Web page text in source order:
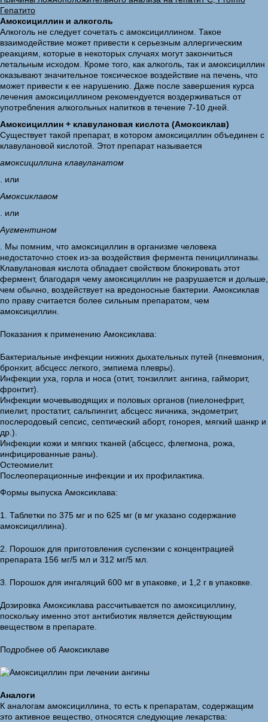
Гепатито
Амоксициллин и алкоголь
Алкоголь не следует сочетать с амоксициллином. Такое
взаимодействие может привести к серьезным аллергическим
реакциям, которые в некоторых случаях могут закончиться
летальным исходом. Кроме того, как алкоголь, так и амоксициллин
оказывают значительное токсическое воздействие на печень, что
может привести к ее нарушению. Даже после завершения курса
лечения амоксициллином рекомендуется воздерживаться от
употребления алкогольных напитков в течение 7-10 дней.
Амоксициллин + клавулановая кислота (Амоксиклав)
Существует такой препарат, в котором амоксициллин объединен с
клавулановой кислотой. Этот препарат называется
амоксициллина клавуланатом
. или
Амоксиклавом
. или
Аугментином
. Мы помним, что амоксициллин в организме человека
недостаточно стоек из-за воздействия фермента пенициллиназы.
Клавулановая кислота обладает свойством блокировать этот
фермент, благодаря чему амоксициллин не разрушается и дольше,
чем обычно, воздействует на вредоносные бактерии. Амоксиклав
по праву считается более сильным препаратом, чем
амоксициллин.
Показания к применению Амоксиклава:
Бактериальные инфекции нижних дыхательных путей (пневмония,
бронхит, абсцесс легкого, эмпиема плевры).
Инфекции уха, горла и носа (отит, тонзиллит. ангина, гайморит,
фронтит).
Инфекции мочевыводящих и половых органов (пиелонефрит,
пиелит, простатит, сальпингит, абсцесс яичника, эндометрит,
послеродовый сепсис, септический аборт, гонорея, мягкий шанкр и
др.).
Инфекции кожи и мягких тканей (абсцесс, флегмона, рожа,
инфицированные раны).
Остеомиелит.
Послеоперационные инфекции и их профилактика.
Формы выпуска Амоксиклава:
1. Таблетки по 375 мг и по 625 мг (в мг указано содержание
амоксициллина).
2. Порошок для приготовления суспензии с концентрацией
препарата 156 мг/5 мл и 312 мг/5 мл.
3. Порошок для ингаляций 600 мг в упаковке, и 1,2 г в упаковке.
Дозировка Амоксиклава рассчитывается по амоксициллину,
поскольку именно этот антибиотик является действующим
веществом в препарате.
Подробнее об Амоксиклаве
Аналоги
К аналогам амоксициллина, то есть к препаратам, содержащим
это активное вещество, относятся следующие лекарства: